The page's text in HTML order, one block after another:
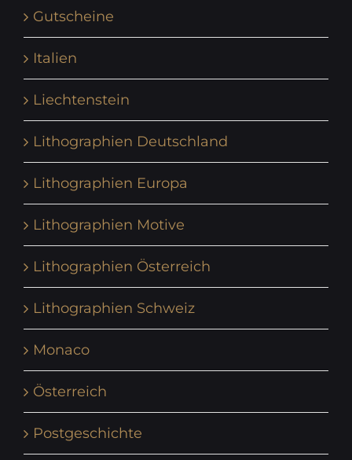
Gutscheine
Italien
Liechtenstein
Lithographien Deutschland
Lithographien Europa
Lithographien Motive
Lithographien Österreich
Lithographien Schweiz
Monaco
Österreich
Postgeschichte